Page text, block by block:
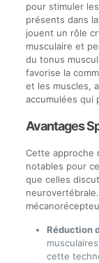
pour stimuler les
présents dans
jouent un rôle
musculaire et
du tonus
favorise la
et les muscles,
accumulées qui
Avantages
Cette approche
notables pour
que celles
Réduction
cette